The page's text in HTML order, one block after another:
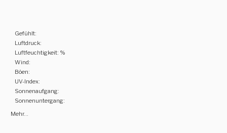
Gefühlt:
Luftdruck:
Luftfeuchtigkeit: %
Wind:
Böen:
UV-Index:
Sonnenaufgang:
Sonnenuntergang:
Mehr...